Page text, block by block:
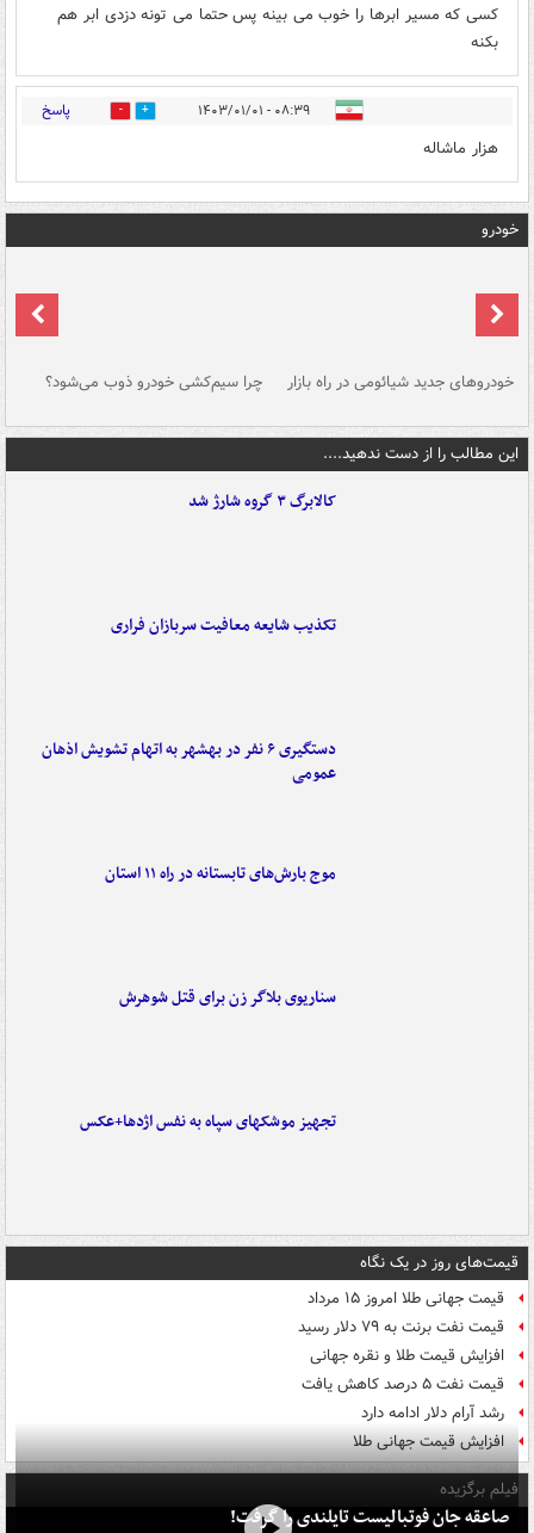
کسی که مسیر ابرها را خوب می بینه پس حتما می تونه دزدی ابر هم
بکنه
۰۸:۳۹ - ۱۴۰۳/۰۱/۰۱ 1 پاسخ
هزار ماشاله
خودرو
خودروهای جدید شیائومی در راه بازار چرا سیم‌کشی خودرو ذوب می‌شود؟
این مطالب را از دست ندهید....
کالابرگ ۳ گروه شارژ شد
تکذیب شایعه معافیت سربازان فراری
دستگیری ۶ نفر در بهشهر به اتهام تشویش اذهان
عمومی
موج بارش‌های تابستانه در راه ۱۱ استان
سناریوی بلاگر زن برای قتل شوهرش
تجهیز موشکهای سپاه به نفس اژدها+عکس
قیمت‌های روز در یک نگاه
قیمت جهانی طلا امروز ۱۵ مرداد
قیمت نفت برنت به ۷۹ دلار رسید
افزایش قیمت طلا و نقره جهانی
قیمت نفت ۵ درصد کاهش یافت
رشد آرام دلار ادامه دارد
افزایش قیمت جهانی طلا
فیلم برگزیده
صاعقه جان فوتبالیست تایلندی را گرفت!